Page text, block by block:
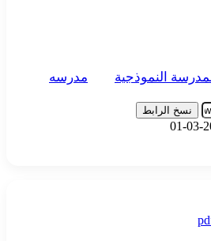
النموذجية
مدرسه
نسخ الرابط